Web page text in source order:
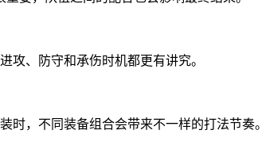
攻、防守和承伤时机都更有讲究。
，不同装备组合会带来不一样的打法节奏。